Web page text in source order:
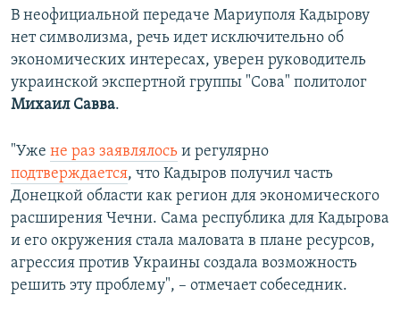
В неофициальной передаче Мариуполя Кадырову
нет символизма, речь идет исключительно об
экономических интересах, уверен руководитель
украинской экспертной группы "Сова" политолог
Михаил Савва.
"Уже не раз заявлялось и регулярно
подтверждается, что Кадыров получил часть
Донецкой области как регион для экономического
расширения Чечни. Сама республика для Кадырова
и его окружения стала маловата в плане ресурсов,
агрессия против Украины создала возможность
решить эту проблему", – отмечает собеседник.